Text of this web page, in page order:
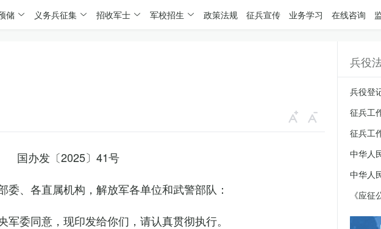
储 义务兵征集 招收军士 军校招生 政策法规 征兵宣传 业务学习 在线咨询
国办发〔2025〕41号
、各直属机构，解放军各单位和武警部队：
军委同意，现印发给你们，请认真贯彻执行。
兵役
兵役登
征兵工
征兵工
中华人
中华人
《应